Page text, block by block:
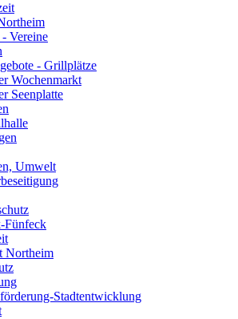
Vereine
- Grillplätze
Wochenmarkt
Seenplatte
Umwelt
Fünfeck
Northeim
Stadtentwicklung